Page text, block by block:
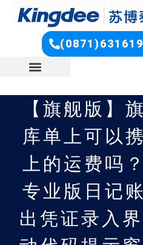
【旗舰版】
库单上可以
上的运费吗
专业版日记
出凭证录入